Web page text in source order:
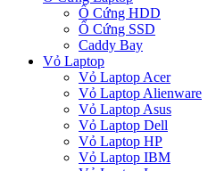
Ổ Cứng HDD
Ổ Cứng SSD
Caddy Bay
Vỏ Laptop
Vỏ Laptop Acer
Vỏ Laptop Alienware
Vỏ Laptop Asus
Vỏ Laptop Dell
Vỏ Laptop HP
Vỏ Laptop IBM